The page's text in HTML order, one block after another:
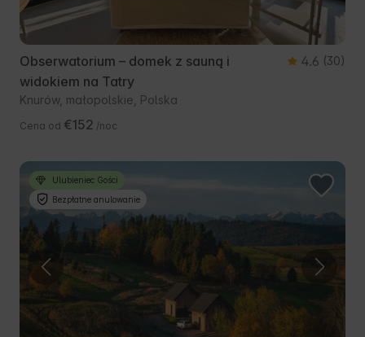
Obserwatorium – domek z sauną i
widokiem na Tatry
4.6 (30)
Knurów, małopolskie, Polska
Cena od €152 /noc
Ulubieniec Gości
Bezpłatne anulowanie